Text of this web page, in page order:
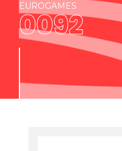
EUROGAMES
0092